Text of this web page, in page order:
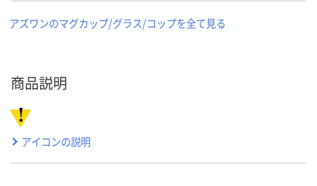
アズワンのマグカップ/グラス/コップを全て見る
商品説明
アイコンの説明